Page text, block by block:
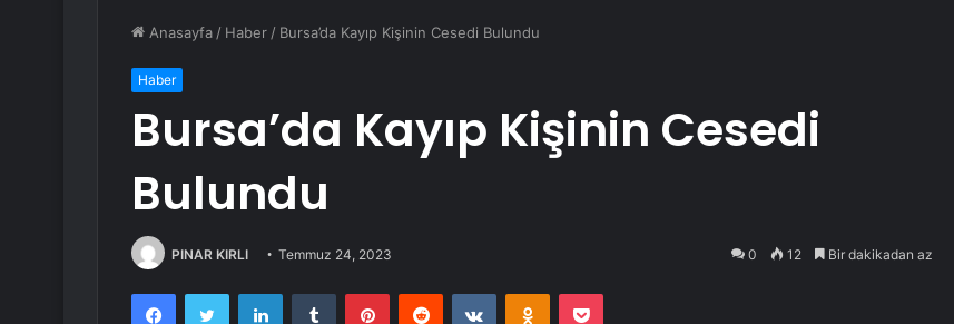
Anasayfa / Haber / Bursa’da Kayıp Kişinin Cesedi Bulundu
Haber
Bursa’da Kayıp Kişinin Cesedi
Bulundu
PINAR KIRLI Temmuz 24, 2023 0 12 Bir dakikadan az
FacebookTwitter LinkedInTumblr PinterestReddit VKontakteOdnoklassniki
Pocket